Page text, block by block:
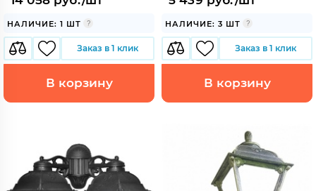
НАЛИЧИЕ: 1 ШТ
Заказ в 1 клик
В корзину
НАЛИЧИЕ: 3 ШТ
Заказ в 1 клик
В корзину